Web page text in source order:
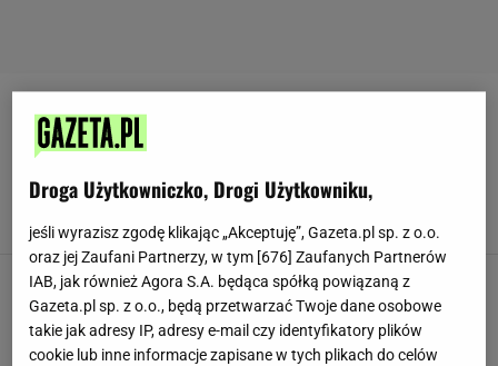
OLEJ KOKOSOWY
podzielone. Przeczytajcie opinię dietetyka
Złote mleko idealnie sprawdzi się w mroźne
dni. SPRAWDŹ, jak przygotować je najszybszym
sposobem
DIETA FITNESS JEDZENIE KURKUMA MIGDAŁY
Droga Użytkowniczko, Drogi Użytkowniku,
jeśli wyrazisz zgodę klikając „Akceptuję”, Gazeta.pl sp. z o.o.
oraz jej Zaufani Partnerzy, w tym [676] Zaufanych Partnerów
IAB, jak również Agora S.A. będąca spółką powiązaną z
Gazeta.pl sp. z o.o., będą przetwarzać Twoje dane osobowe
takie jak adresy IP, adresy e-mail czy identyfikatory plików
cookie lub inne informacje zapisane w tych plikach do celów